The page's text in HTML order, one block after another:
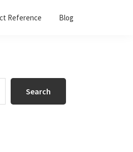
Reference Blog
Search